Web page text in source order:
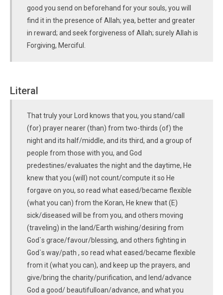
good you send on beforehand for your souls, you will
find it in the presence of Allah; yea, better and greater
in reward; and seek forgiveness of Allah; surely Allah is
Forgiving, Merciful.
Literal
That truly your Lord knows that you, you stand/call
(for) prayer nearer (than) from two-thirds (of) the
night and its half/middle, and its third, and a group of
people from those with you, and God
predestines/evaluates the night and the daytime, He
knew that you (will) not count/compute it so He
forgave on you, so read what eased/became flexible
(what you can) from the Koran, He knew that (E)
sick/diseased will be from you, and others moving
(traveling) in the land/Earth wishing/desiring from
God`s grace/favour/blessing, and others fighting in
God`s way/path , so read what eased/became flexible
from it (what you can), and keep up the prayers, and
give/bring the charity/purification, and lend/advance
God a good/ beautifulloan/advance, and what you